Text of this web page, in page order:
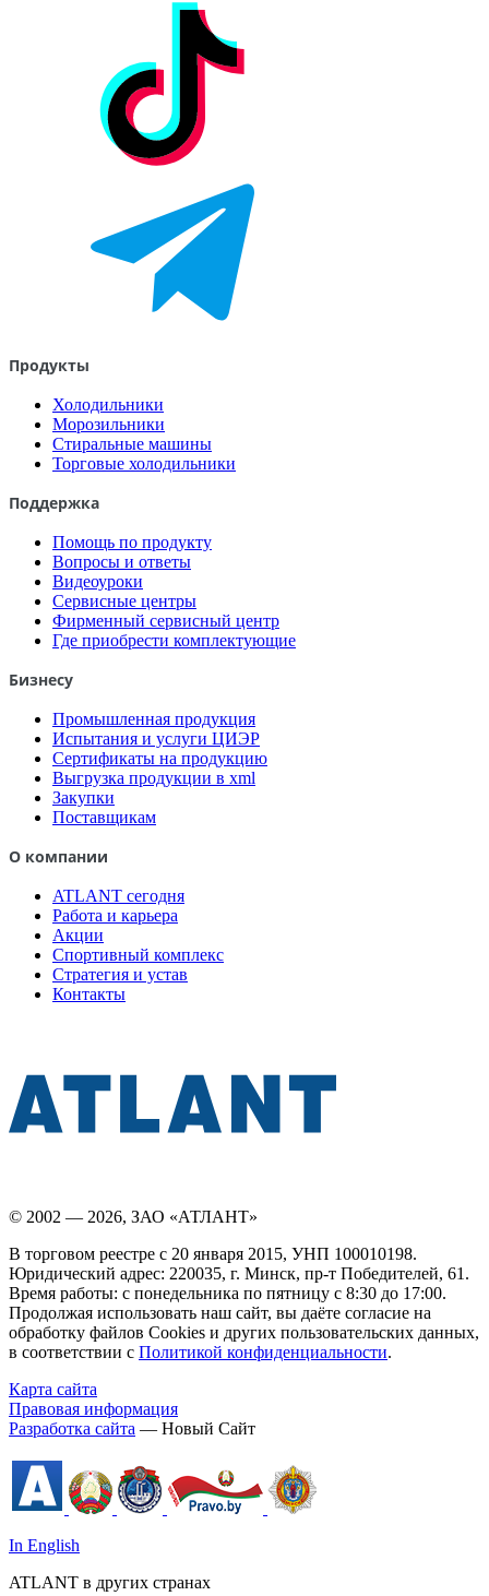
Продукты
Холодильники
Морозильники
Стиральные машины
Торговые холодильники
Поддержка
Помощь по продукту
Вопросы и ответы
Видеоуроки
Сервисные центры
Фирменный сервисный центр
Где приобрести комплектующие
Бизнесу
Промышленная продукция
Испытания и услуги ЦИЭР
Сертификаты на продукцию
Выгрузка продукции в xml
Закупки
Поставщикам
О компании
ATLANT сегодня
Работа и карьера
Акции
Спортивный комплекс
Стратегия и устав
Контакты
© 2002 — 2026, ЗАО «АТЛАНТ»
В торговом реестре с 20 января 2015, УНП 100010198.
Юридический адрес: 220035, г. Минск, пр-т Победителей, 61.
Время работы: с понедельника по пятницу с 8:30 до 17:00.
Продолжая использовать наш сайт, вы даёте согласие на
обработку файлов Cookies и других пользовательских данных,
в соответствии с Политикой конфиденциальности.
Карта сайта
Правовая информация
Разработка сайта — Новый Сайт
In English
ATLANT в других странах